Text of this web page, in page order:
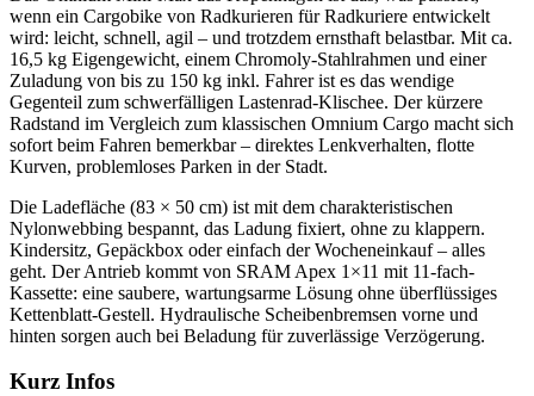
wenn ein Cargobike von Radkurieren für Radkuriere entwickelt
wird: leicht, schnell, agil – und trotzdem ernsthaft belastbar. Mit ca.
16,5 kg Eigengewicht, einem Chromoly-Stahlrahmen und einer
Zuladung von bis zu 150 kg inkl. Fahrer ist es das wendige
Gegenteil zum schwerfälligen Lastenrad-Klischee. Der kürzere
Radstand im Vergleich zum klassischen Omnium Cargo macht sich
sofort beim Fahren bemerkbar – direktes Lenkverhalten, flotte
Kurven, problemloses Parken in der Stadt.
Die Ladefläche (83 × 50 cm) ist mit dem charakteristischen
Nylonwebbing bespannt, das Ladung fixiert, ohne zu klappern.
Kindersitz, Gepäckbox oder einfach der Wocheneinkauf – alles
geht. Der Antrieb kommt von SRAM Apex 1×11 mit 11-fach-
Kassette: eine saubere, wartungsarme Lösung ohne überflüssiges
Kettenblatt-Gestell. Hydraulische Scheibenbremsen vorne und
hinten sorgen auch bei Beladung für zuverlässige Verzögerung.
Kurz Infos